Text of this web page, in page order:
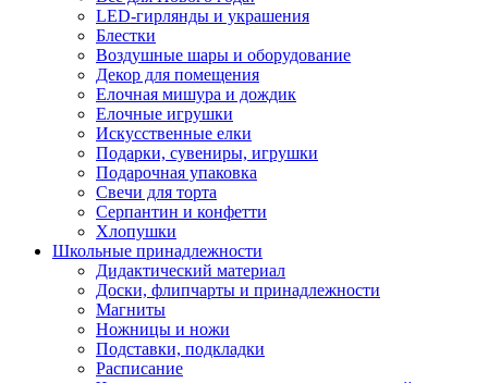
LED-гирлянды и украшения
Блестки
Воздушные шары и оборудование
Декор для помещения
Елочная мишура и дождик
Елочные игрушки
Искусственные елки
Подарки, сувениры, игрушки
Подарочная упаковка
Свечи для торта
Серпантин и конфетти
Хлопушки
Школьные принадлежности
Дидактический материал
Доски, флипчарты и принадлежности
Магниты
Ножницы и ножи
Подставки, подкладки
Расписание